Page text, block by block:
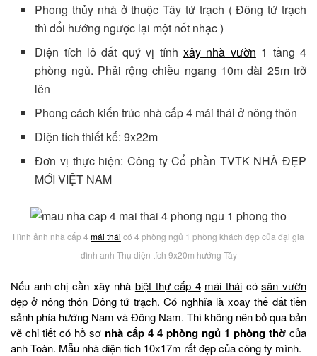
Phong thủy nhà ở thuộc Tây tứ trạch ( Đông tứ trạch
thì đổi hướng ngược lại một nốt nhạc )
Diện tích lô đất quý vị tínhxây nhà vườn 1 tầng 4
phòng ngủ. Phải rộng chiều ngang 10m dài 25m trở
lên
Phong cách kiến trúc nhà cấp 4 mái thái ở nông thôn
Diện tích thiết kế: 9x22m
Đơn vị thực hiện: Công ty Cổ phần TVTK NHÀ ĐẸP
MỚI VIỆT NAM
Hình ảnh nhà cấp 4 mái thái có 4 phòng ngủ 1 phòng khách đẹp của đại gia
đình anh Thụ diện tích 9x20m hướng Tây
Nếu anh chị cần xây nhà biệt thự cấp 4 mái thái cósân vườn
đẹpở nông thôn Đông tứ trạch. Có nghhĩa là xoay thế đất tiền
sảnh phía hướng Nam và Đông Nam. Thì không nên bỏ qua bản
vẽ chi tiết có hồ sơ nhà cấp 4 4 phòng ngủ 1 phòng thờ của
anh Toàn. Mẫu nhà diện tích 10x17m rất đẹp của công ty mình.